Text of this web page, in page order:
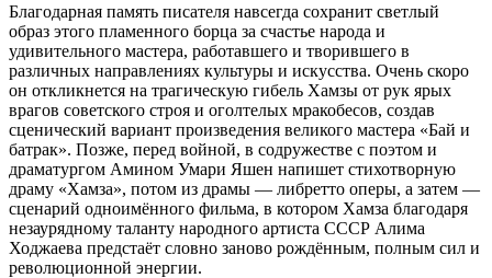
Благодарная память писателя навсегда сохранит светлый
образ этого пламенного борца за счастье народа и
удивительного мастера, работавшего и творившего в
различных направлениях культуры и искусства. Очень скоро
он откликнется на трагическую гибель Хамзы от рук ярых
врагов советского строя и оголтелых мракобесов, создав
сценический вариант произведения великого мастера «Бай и
батрак». Позже, перед войной, в содружестве с поэтом и
драматургом Амином Умари Яшен напишет стихотворную
драму «Хамза», потом из драмы — либретто оперы, а затем —
сценарий одноимённого фильма, в котором Хамза благодаря
незаурядному таланту народного артиста СССР Алима
Ходжаева предстаёт словно заново рождённым, полным сил и
революционной энергии.